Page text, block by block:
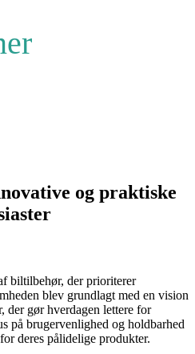
og praktiske
biltilbehør, der prioriterer
blev grundlagt med en vision
der gør hverdagen lettere for
på brugervenlighed og holdbarhed
deres pålidelige produkter.